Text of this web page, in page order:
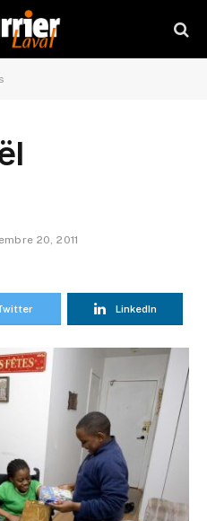
20, 2011
LinkedIn